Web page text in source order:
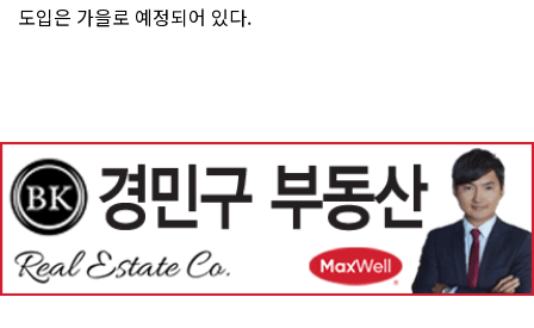
도입은 가을로 예정되어 있다.